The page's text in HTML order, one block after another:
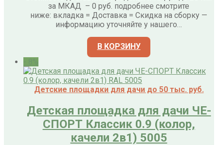
за МКАД – 0 руб. подробнее смотрите
ниже: вкладка = Доставка = Скидка на сборку —
информацию уточняйте у нашего…
В КОРЗИНУ
Детские площадки для дачи до 50 тыс. руб.
Детская площадка для дачи ЧЕ-
СПОРТ Классик 0.9 (колор,
качели 2в1) 5005